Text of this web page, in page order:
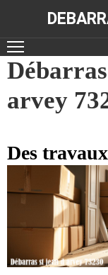
ACCUEIL
CONTACT
arvey
Des